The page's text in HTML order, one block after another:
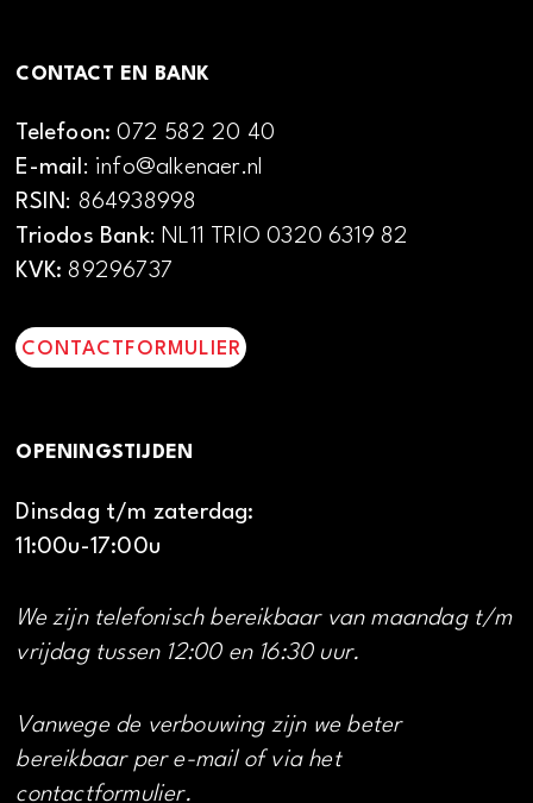
CONTACT EN BANK
Telefoon:072 582 20 40
E-mail: info@alkenaer.nl
RSIN: 864938998
Triodos Bank: NL11 TRIO 0320 6319 82
KVK: 89296737
CONTACTFORMULIER
OPENINGSTIJDEN
Dinsdag t/m zaterdag:
11:00u-17:00u
We zijn telefonisch bereikbaar van maandag t/m
vrijdag tussen 12:00 en 16:30 uur.
Vanwege de verbouwing zijn we beter
bereikbaar per e-mail of via het
contactformulier.